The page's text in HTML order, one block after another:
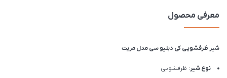
معرفی محصول
شیر ظرفشویی کی دبلیو سی مدل مریت
نوع شیر: ظرفشویی